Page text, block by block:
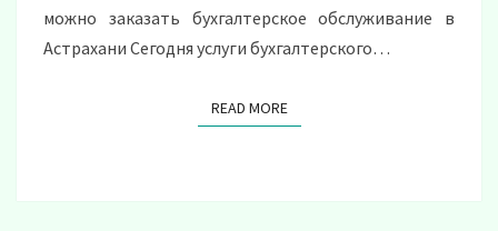
можно заказать бухгалтерское обслуживание в
Астрахани Сегодня услуги бухгалтерского…
READ MOREREAD MORE